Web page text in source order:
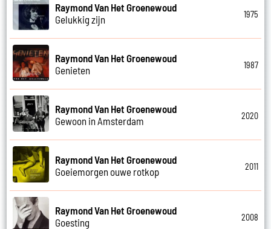
Raymond Van Het Groenewoud
Gelukkig zijn
1975
Raymond Van Het Groenewoud
Genieten
1987
Raymond Van Het Groenewoud
Gewoon in Amsterdam
2020
Raymond Van Het Groenewoud
Goeiemorgen ouwe rotkop
2011
Raymond Van Het Groenewoud
Goesting
2008